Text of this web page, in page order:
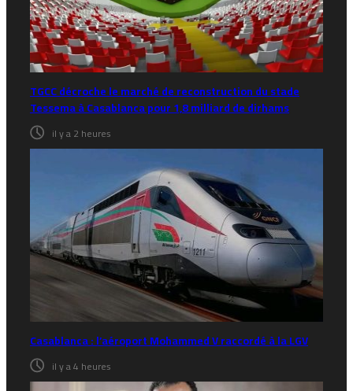
TGCC décroche le marché de reconstruction du stade
Tessema à Casablanca pour 1,8 milliard de dirhams
il y a 2 heures
Casablanca : l’aéroport Mohammed V raccordé à la LGV
il y a 4 heures